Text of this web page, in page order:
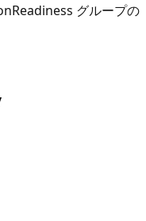
グループの